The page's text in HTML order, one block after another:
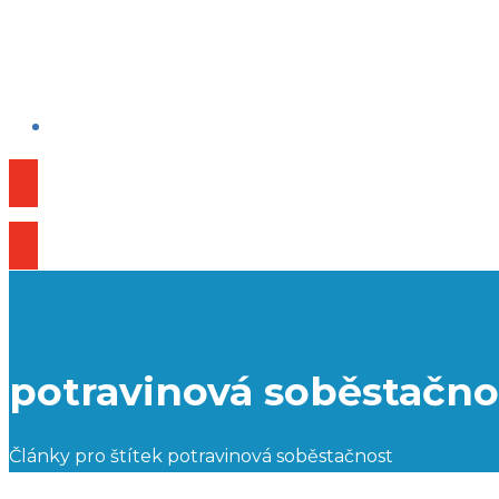
Publikace
potravinová
Články pro štítek potravinová soběstačnost